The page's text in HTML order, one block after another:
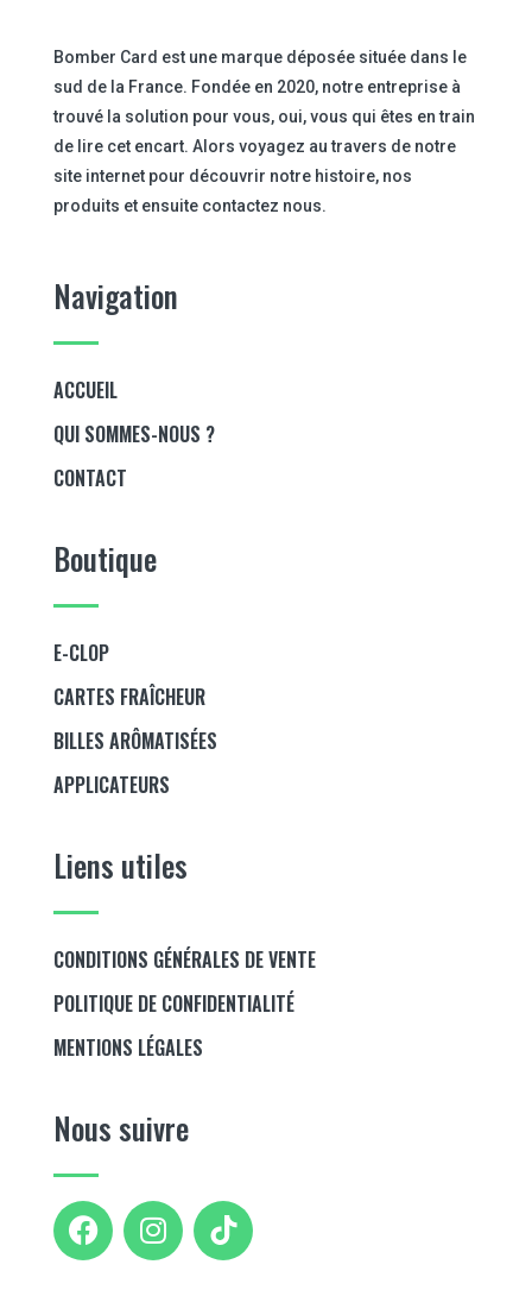
Bomber Card est une marque déposée située dans le
sud de la France. Fondée en 2020, notre entreprise à
trouvé la solution pour vous, oui, vous qui êtes en train
de lire cet encart. Alors voyagez au travers de notre
site internet pour découvrir notre histoire, nos
produits et ensuite contactez nous.
Navigation
ACCUEIL
QUI SOMMES-NOUS ?
CONTACT
Boutique
E-CLOP
CARTES FRAÎCHEUR
BILLES ARÔMATISÉES
APPLICATEURS
Liens utiles
CONDITIONS GÉNÉRALES DE VENTE
POLITIQUE DE CONFIDENTIALITÉ
MENTIONS LÉGALES
Nous suivre